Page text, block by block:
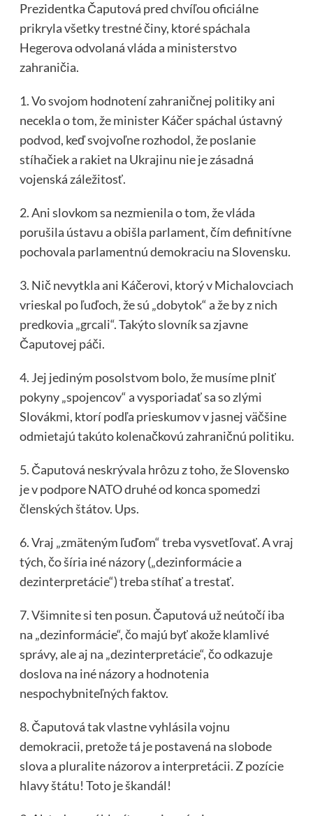
Prezidentka Čaputová pred chvíľou oficiálne
prikryla všetky trestné činy, ktoré spáchala
Hegerova odvolaná vláda a ministerstvo
zahraničia.
1. Vo svojom hodnotení zahraničnej politiky ani
necekla o tom, že minister Káčer spáchal ústavný
podvod, keď svojvoľne rozhodol, že poslanie
stíhačiek a rakiet na Ukrajinu nie je zásadná
vojenská záležitosť.
2. Ani slovkom sa nezmienila o tom, že vláda
porušila ústavu a obišla parlament, čím definitívne
pochovala parlamentnú demokraciu na Slovensku.
3. Nič nevytkla ani Káčerovi, ktorý v Michalovciach
vrieskal po ľuďoch, že sú „dobytok“ a že by z nich
predkovia „grcali“. Takýto slovník sa zjavne
Čaputovej páči.
4. Jej jediným posolstvom bolo, že musíme plniť
pokyny „spojencov“ a vysporiadať sa so zlými
Slovákmi, ktorí podľa prieskumov v jasnej väčšine
odmietajú takúto kolenačkovú zahraničnú politiku.
5. Čaputová neskrývala hrôzu z toho, že Slovensko
je v podpore NATO druhé od konca spomedzi
členských štátov. Ups.
6. Vraj „zmäteným ľuďom“ treba vysvetľovať. A vraj
tých, čo šíria iné názory („dezinformácie a
dezinterpretácie“) treba stíhať a trestať.
7. Všimnite si ten posun. Čaputová už neútočí iba
na „dezinformácie“, čo majú byť akože klamlivé
správy, ale aj na „dezinterpretácie“, čo odkazuje
doslova na iné názory a hodnotenia
nespochybniteľných faktov.
8. Čaputová tak vlastne vyhlásila vojnu
demokracii, pretože tá je postavená na slobode
slova a pluralite názorov a interpretácii. Z pozície
hlavy štátu! Toto je škandál!